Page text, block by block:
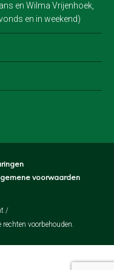
en Wilma Vrijenhoek
en in weekend)
voorwaarden
/
voorbehouden.